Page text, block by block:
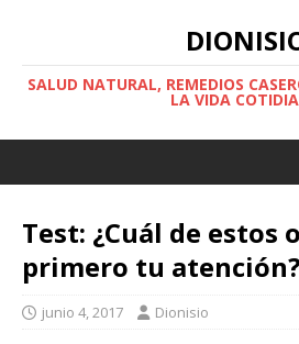
SALUD NATURAL, REMEDIOS
LA VIDA
Test: ¿Cuál de estos
primero tu atención?
junio 4, 2017 Dionisio